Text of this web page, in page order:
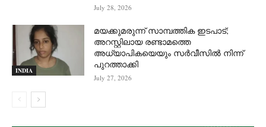
July 28, 2026
INDIA
മയക്കുമരുന്ന് സാമ്പത്തിക ഇടപാട്;
അറസ്റ്റിലായ രണ്ടാമത്തെ
അധ്യാപികയെയും സർവീസിൽ നിന്ന്
പുറത്താക്കി
July 27, 2026